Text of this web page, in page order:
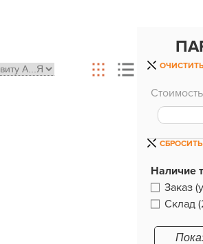
ОЧИСТИТЬ
СБРОСИТЬ
Наличие
Заказ
Склад